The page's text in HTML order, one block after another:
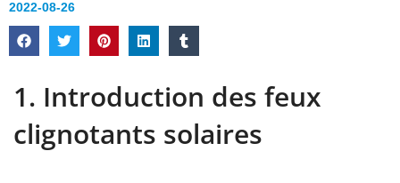
2022-08-26
1. Introduction des feux
clignotants solaires